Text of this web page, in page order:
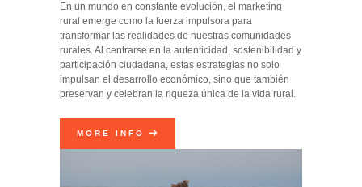
En un mundo en constante evolución, el marketing
rural emerge como la fuerza impulsora para
transformar las realidades de nuestras comunidades
rurales. Al centrarse en la autenticidad, sostenibilidad y
participación ciudadana, estas estrategias no solo
impulsan el desarrollo económico, sino que también
preservan y celebran la riqueza única de la vida rural.
MORE INFO